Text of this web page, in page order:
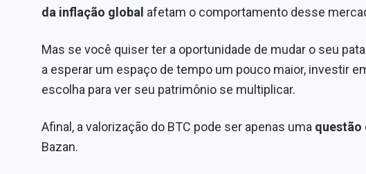
da inflação global afetam o comportamento desse
Mas se você quiser ter a oportunidade de mudar o seu
a esperar um espaço de tempo um pouco maior, investir
escolha para ver seu patrimônio se multiplicar.
Afinal, a valorização do BTC pode ser apenas uma questão
Bazan.